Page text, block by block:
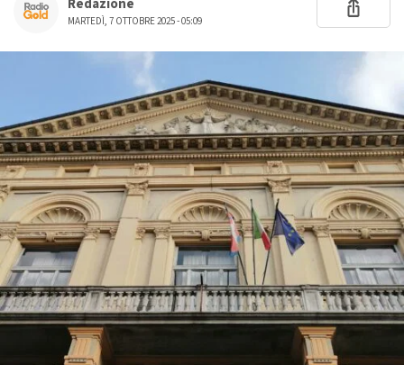
Redazione
MARTEDÌ, 7 OTTOBRE 2025 - 05:09